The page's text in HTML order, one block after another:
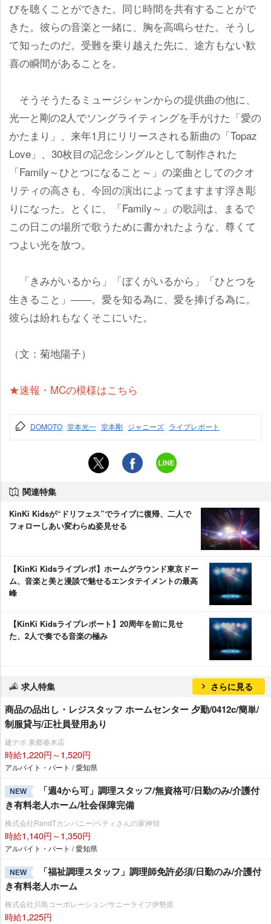
びを聴くことができた。同じ時間を共有することがで
きた。彼らの音楽と一緒に、胸を高鳴らせた。そうし
て知ったのだ。受難を乗り越えた先に、途方もない歓
喜の瞬間があることを。
そうそうたるミュージシャンからの提供曲の他に、
光一と剛の2人でソングライティングを手がけた「愛の
かたまり」、来年1月にリリースされる新曲の「Topaz
Love」、30枚目の記念シングルとして制作された
「Family～ひとつになること～」の楽曲としてのクオ
リティの高さも、今回の演出によってますます浮き彫
りになった。とくに、「Family～」の歌詞は、まるで
この日この場所で歌うために書かれたような、尊くて
つよい光を放つ。
「きみがいるから」「ぼくがいるから」「ひとつを
生きること」――。愛を知る為に、愛を捧げる為に。
彼らは紛れもなくそこにいた。
（文：菊地陽子）
★速報・MCの模様はこちら
DOMOTO 堂本光一 堂本剛 ジャニーズ ライブレポート
関連特集
KinKi Kidsが“ドリフェス”でライブに復帰、二人で
フォローしあい変わらぬ姿見せる
【KinKi Kidsライブレポ】ホームグラウンド東京ドー
ム、音楽と美と漫談で魅せるエンタテイメントの最高
峰
【KinKi Kidsライブレポート】20周年を前に見せ
た、2人で奏でる音楽の極み
求人特集 さらに見る
商品の品出し・レジスタッフ ホームセンター 夕勤/0412c/簡単/
制服貸与/正社員登用あり
建デポ 東郷春木店
時給1,220円～1,520円
アルバイト・パート / 愛知県
NEW
「週4から可」調理スタッフ/無資格可/日勤のみ/介護付
き有料老人ホーム/社会保障完備
株式会社RandTカンパニー/ベティさんの家神領
時給1,140円～1,350円
アルバイト・パート / 愛知県
NEW
「福祉調理スタッフ」調理師免許必須/日勤のみ/介護付
き有料老人ホーム
株式会社川島コーポレーション/サニーライフ伊勢原
時給1,225円